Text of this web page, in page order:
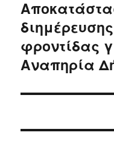
φροντίδας
Αναπηρία